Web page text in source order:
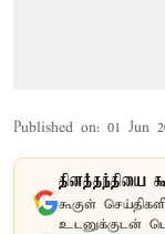
Published on: 01 Jun
தினத்தந்தியை
கூகுள்
உடனுக்குடன்